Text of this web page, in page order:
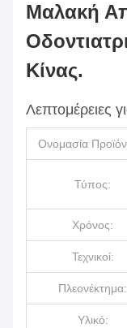
Μαλακή
Κίνας.
Λεπτομέρειες
Ονομασία
Τύπος:
Χρόνος:
Τεχνικοί:
Πλεονέκτημα:
Υλικό: